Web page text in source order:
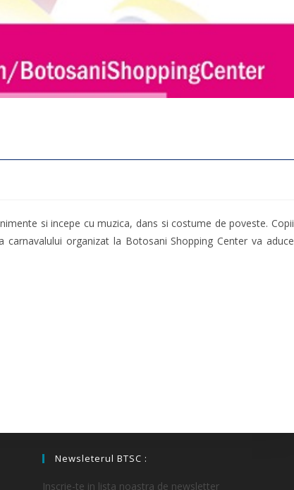
si incepe cu muzica, dans si costume de poveste. Copii
organizat la Botosani Shopping Center va aduce
Newsleterul BTSC :
Inscrie-te in lista noastra de newsletter